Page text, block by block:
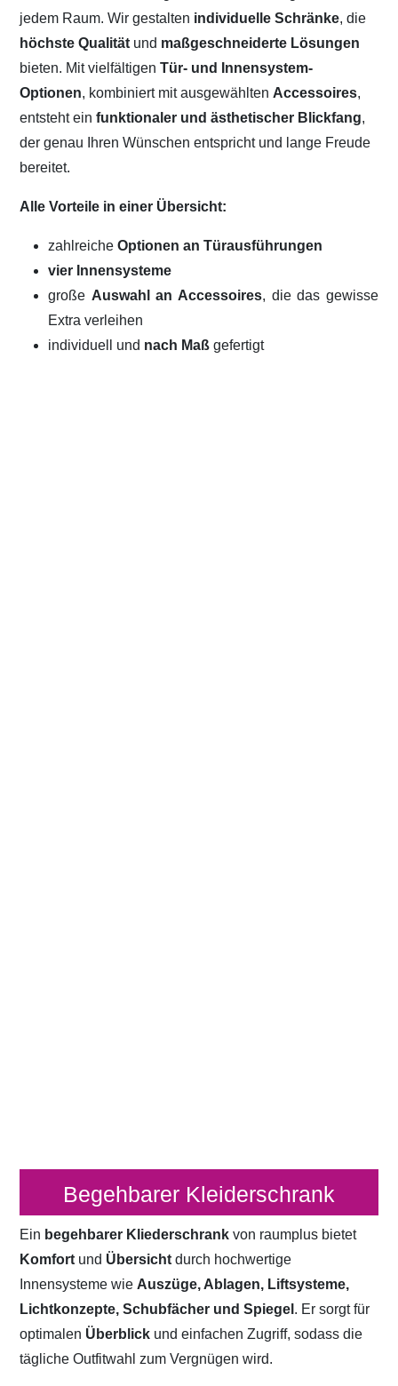
jedem Raum. Wir gestalten individuelle Schränke, die
höchste Qualität und maßgeschneiderte Lösungen
bieten. Mit vielfältigenTür- und Innensystem-
Optionen, kombiniert mit ausgewählten Accessoires,
entsteht einfunktionaler und ästhetischer Blickfang,
der genau Ihren Wünschen entspricht und lange Freude
bereitet.
Alle Vorteile in einer Übersicht:
zahlreicheOptionen an Türausführungen
vier Innensysteme
große Auswahl an Accessoires, die das gewisse
Extra verleihen
individuell und nach Maßgefertigt
Begehbarer Kleiderschrank
Ein begehbarer Kliederschrankvon raumplus bietet
Komfort und Übersicht durch hochwertige
Innensysteme wie Auszüge, Ablagen, Liftsysteme,
Lichtkonzepte, Schubfächer und Spiegel . Er sorgt für
optimalen Überblick und einfachen Zugriff, sodass die
tägliche Outfitwahl zum Vergnügen wird.